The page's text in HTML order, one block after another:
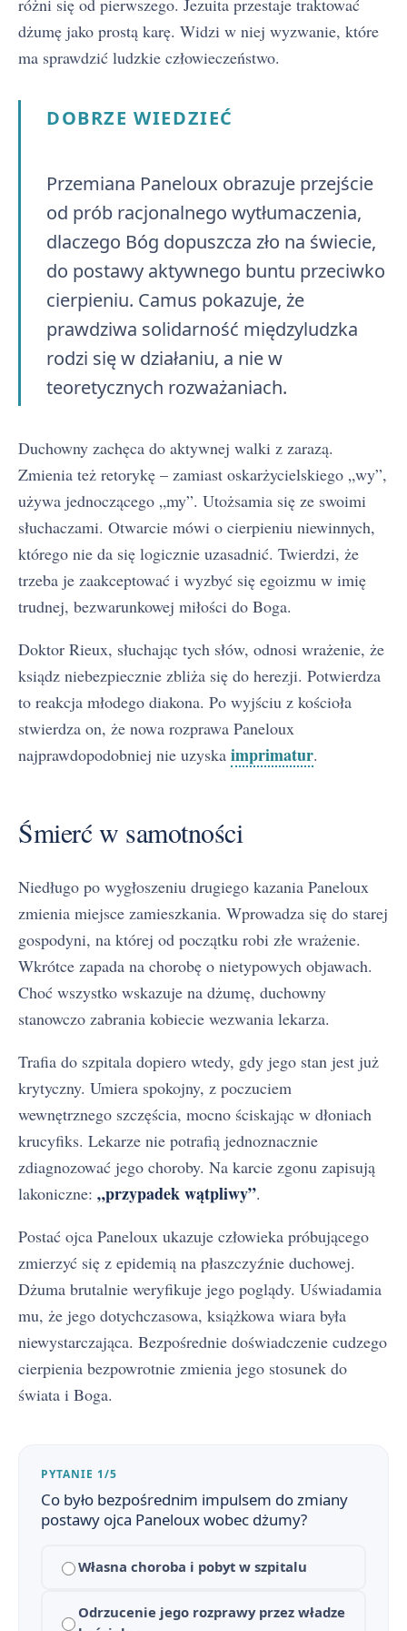
dżumę jako prostą karę. Widzi w niej wyzwanie, które
ma sprawdzić ludzkie człowieczeństwo.
DOBRZE WIEDZIEĆ
Przemiana Paneloux obrazuje przejście
od prób racjonalnego wytłumaczenia,
dlaczego Bóg dopuszcza zło na świecie,
do postawy aktywnego buntu przeciwko
cierpieniu. Camus pokazuje, że
prawdziwa solidarność międzyludzka
rodzi się w działaniu, a nie w
teoretycznych rozważaniach.
Duchowny zachęca do aktywnej walki z zarazą.
Zmienia też retorykę – zamiast oskarżycielskiego „wy”,
używa jednoczącego „my”. Utożsamia się ze swoimi
słuchaczami. Otwarcie mówi o cierpieniu niewinnych,
którego nie da się logicznie uzasadnić. Twierdzi, że
trzeba je zaakceptować i wyzbyć się egoizmu w imię
trudnej, bezwarunkowej miłości do Boga.
Doktor Rieux, słuchając tych słów, odnosi wrażenie, że
ksiądz niebezpiecznie zbliża się do herezji. Potwierdza
to reakcja młodego diakona. Po wyjściu z kościoła
stwierdza on, że nowa rozprawa Paneloux
najprawdopodobniej nie uzyska imprimatur.
Śmierć w samotności
Niedługo po wygłoszeniu drugiego kazania Paneloux
zmienia miejsce zamieszkania. Wprowadza się do starej
gospodyni, na której od początku robi złe wrażenie.
Wkrótce zapada na chorobę o nietypowych objawach.
Choć wszystko wskazuje na dżumę, duchowny
stanowczo zabrania kobiecie wezwania lekarza.
Trafia do szpitala dopiero wtedy, gdy jego stan jest już
krytyczny. Umiera spokojny, z poczuciem
wewnętrznego szczęścia, mocno ściskając w dłoniach
krucyfiks. Lekarze nie potrafią jednoznacznie
zdiagnozować jego choroby. Na karcie zgonu zapisują
lakoniczne: „przypadek wątpliwy”.
Postać ojca Paneloux ukazuje człowieka próbującego
zmierzyć się z epidemią na płaszczyźnie duchowej.
Dżuma brutalnie weryfikuje jego poglądy. Uświadamia
mu, że jego dotychczasowa, książkowa wiara była
niewystarczająca. Bezpośrednie doświadczenie cudzego
cierpienia bezpowrotnie zmienia jego stosunek do
świata i Boga.
PYTANIE 1/5
Co było bezpośrednim impulsem do zmiany
postawy ojca Paneloux wobec dżumy?
Własna choroba i pobyt w szpitalu
Odrzucenie jego rozprawy przez władze